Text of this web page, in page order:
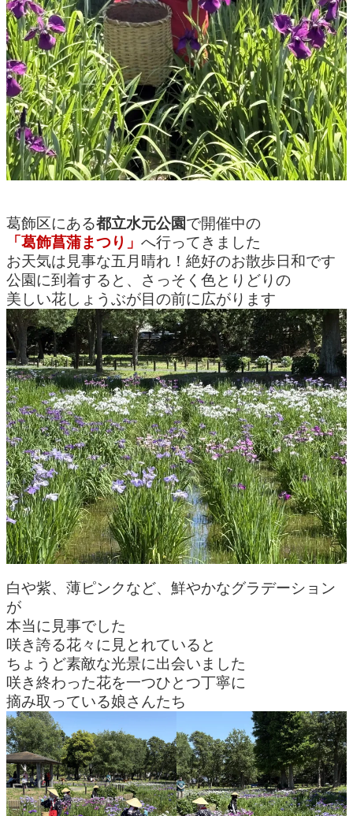
葛飾区にある都立水元公園で開催中の
「葛飾菖蒲まつり」 へ行ってきました
お天気は見事な五月晴れ！絶好のお散歩日和です
公園に到着すると、さっそく色とりどりの
美しい花しょうぶが目の前に広がります
白や紫、薄ピンクなど、鮮やかなグラデーション
が
本当に見事でした
咲き誇る花々に見とれていると
ちょうど素敵な光景に出会いました
咲き終わった花を一つひとつ丁寧に
摘み取っている娘さんたち